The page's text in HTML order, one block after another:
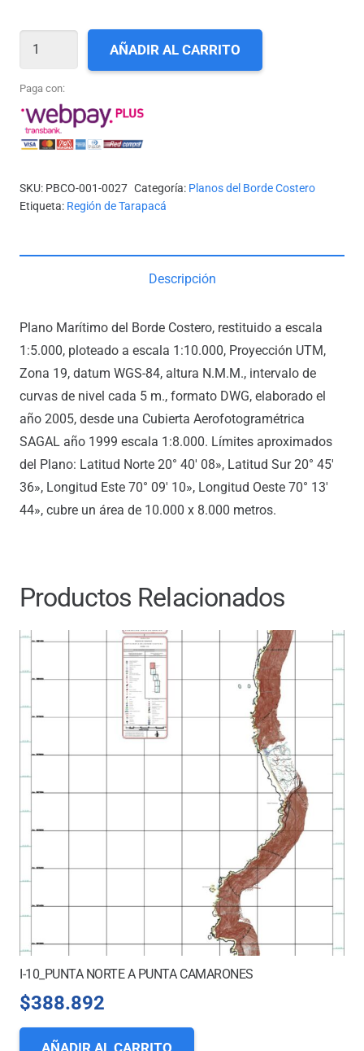
YAPES
A
PUNTA
PATILLOS
AÑADIR AL CARRITO
Paga con:
SKU: PBCO-001-0027 Categoría: Planos del Borde Costero
Etiqueta: Región de Tarapacá
Descripción
Plano Marítimo del Borde Costero, restituido a escala
1:5.000, ploteado a escala 1:10.000, Proyección UTM,
Zona 19, datum WGS-84, altura N.M.M., intervalo de
curvas de nivel cada 5 m., formato DWG, elaborado el
año 2005, desde una Cubierta Aerofotogramétrica
SAGAL año 1999 escala 1:8.000. Límites aproximados
del Plano: Latitud Norte 20° 40′ 08», Latitud Sur 20° 45′
36», Longitud Este 70° 09′ 10», Longitud Oeste 70° 13′
44», cubre un área de 10.000 x 8.000 metros.
Productos Relacionados
I-10_PUNTA NORTE A PUNTA CAMARONES
$388.892